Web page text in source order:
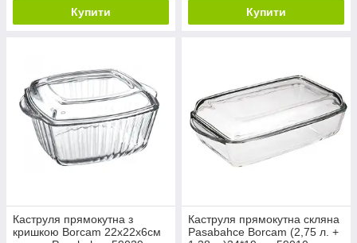
Купити Купити
Каструля прямокутна з
кришкою Borcam 22х22х6см
Каструля прямокутна скляна
Pasabahce Borcam (2,75 л. +